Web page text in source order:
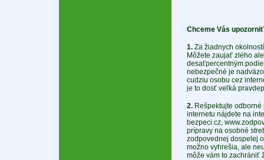
Chceme Vás
1. Za žiadnych
Môžete zaujať zlého
desaťpercentným
nebezpečné je
cudziu osobu cez
je to dosť veľká
2. Rešpektujte
internetu nájdete na
bezpeci.cz,
prípravy na osobné
zodpovednej dospelej
možno vyhrešia, ale
môže vám to zachrániť